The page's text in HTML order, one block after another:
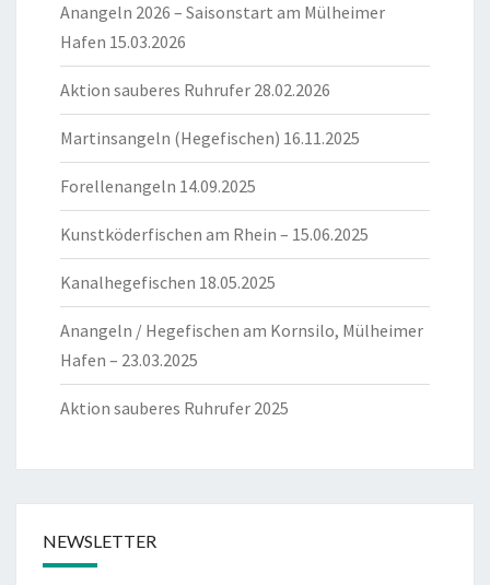
Anangeln 2026 – Saisonstart am Mülheimer
Hafen 15.03.2026
Aktion sauberes Ruhrufer 28.02.2026
Martinsangeln (Hegefischen) 16.11.2025
Forellenangeln 14.09.2025
Kunstköderfischen am Rhein – 15.06.2025
Kanalhegefischen 18.05.2025
Anangeln / Hegefischen am Kornsilo, Mülheimer
Hafen – 23.03.2025
Aktion sauberes Ruhrufer 2025
NEWSLETTER